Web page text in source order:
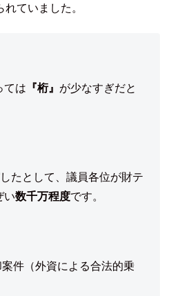
ていました。
ては 『桁』 が少なすぎだと
たとして、議員各位が財テ
い数千万程度です。
件（外資による合法的乗